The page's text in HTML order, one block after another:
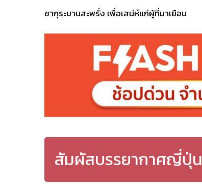
ซากุระบานสะพรั่ง เพื่อเสน่ห์แก่ผู้ที่มาเยือน
สัมผัสบรรยากาศญี่ปุ่น